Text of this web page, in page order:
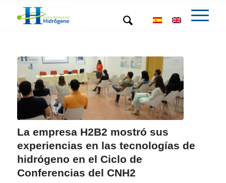
La empresa H2B2 mostró sus
experiencias en las tecnologías de
hidrógeno en el Ciclo de
Conferencias del CNH2